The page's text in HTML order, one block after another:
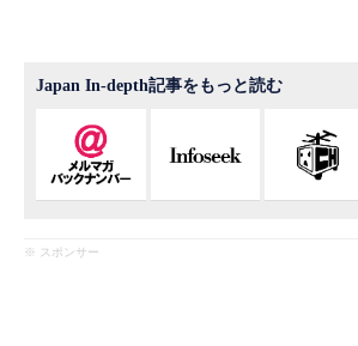
Japan In-depth記事をもっと読む
※ スポンサー